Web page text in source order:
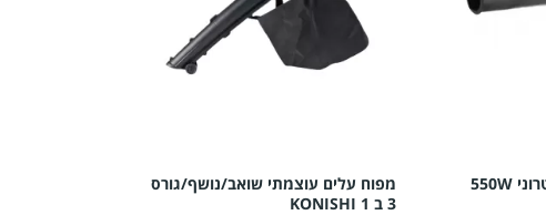
מפוח/שואב חשמלי אלקטרוני 550W
מפוח עלים עוצמתי שואב/נושף/גורס
3 ב 1 KONISHI